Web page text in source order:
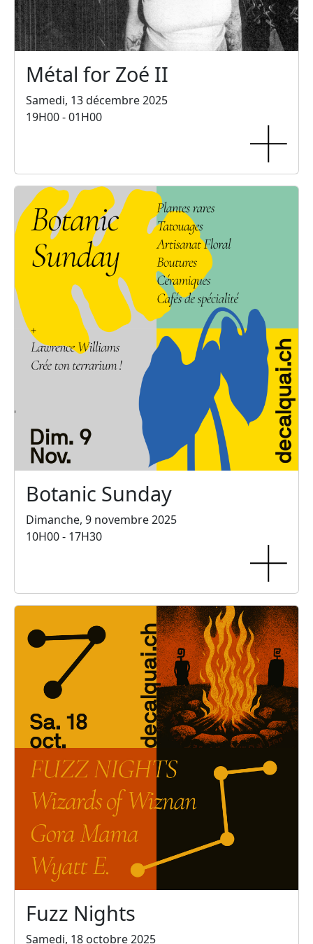
Métal for Zoé II
Samedi, 13 décembre 2025
19H00 - 01H00
Botanic Sunday
Dimanche, 9 novembre 2025
10H00 - 17H30
Fuzz Nights
Samedi, 18 octobre 2025